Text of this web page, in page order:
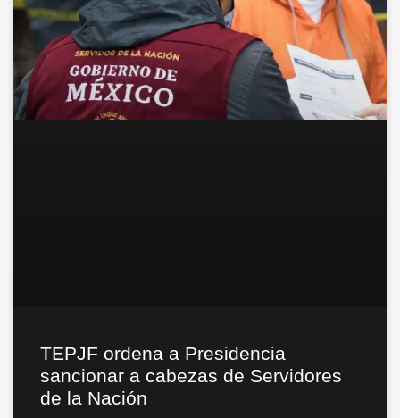
TEPJF ordena a Presidencia
sancionar a cabezas de Servidores
de la Nación